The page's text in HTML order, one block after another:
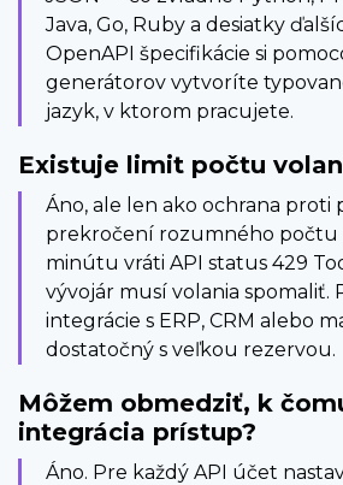
Java, Go, Ruby a desiatky
OpenAPI špecifikácie si
generátorov vytvoríte
jazyk, v ktorom pracujete.
Existuje limit počtu
Áno, ale len ako ochrana proti
prekročení rozumného počtu
minútu vráti API status 429
vývojár musí volania spomaliť.
integrácie s ERP, CRM alebo
dostatočný s veľkou rezervou.
Môžem obmedziť, k
integrácia prístup?
Áno. Pre každý API účet